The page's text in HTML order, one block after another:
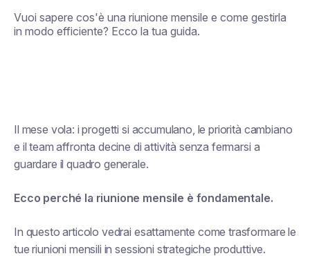
Vuoi sapere cos'è una riunione mensile e come gestirla
in modo efficiente? Ecco la tua guida.
Il mese vola: i progetti si accumulano, le priorità cambiano
e il team affronta decine di attività senza fermarsi a
guardare il quadro generale.
Ecco perché la riunione mensile è fondamentale.
In questo articolo vedrai esattamente come trasformare le
tue riunioni mensili in sessioni strategiche produttive.